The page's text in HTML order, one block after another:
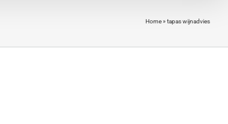
Home» tapas wijnadvies